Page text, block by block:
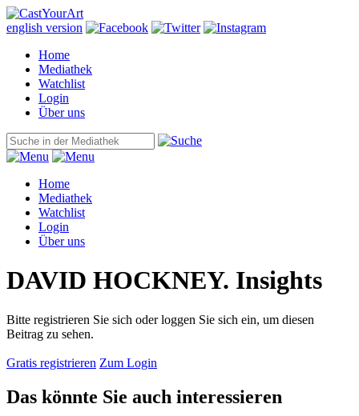
english version
Home
Mediathek
Watchlist
Login
Über uns
Home
Mediathek
Watchlist
Login
Über uns
DAVID HOCKNEY. Insights
Bitte registrieren Sie sich oder loggen Sie sich ein, um diesen
Beitrag zu sehen.
Gratis registrieren Zum Login
Das könnte Sie auch interessieren